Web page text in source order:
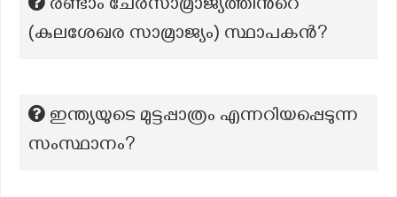
രണ്ടാം ചേരസാമ്രാജ്യത്തിന്‍റെ
(കുലശേഖര സാമ്രാജ്യം) സ്ഥാപകൻ?
ഇന്ത്യയുടെ മുട്ടപ്പാത്രം എന്നറിയപ്പെടുന്ന
സംസ്ഥാനം?